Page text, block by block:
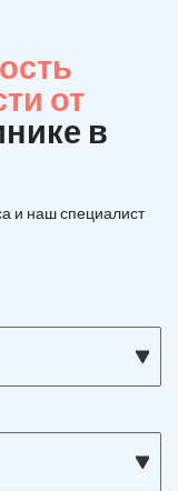
от
в
и наш специалист